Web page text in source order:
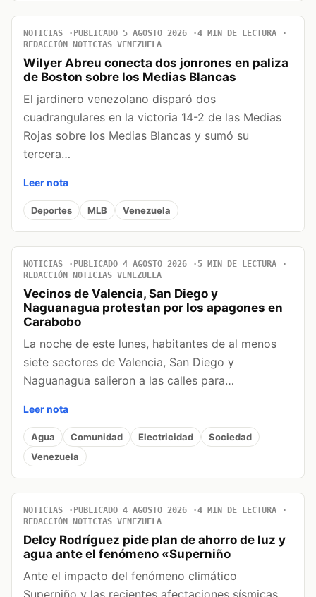
NOTICIAS PUBLICADO 5 AGOSTO 2026
4 MIN DE LECTURA
REDACCIÓN NOTICIAS VENEZUELA
Wilyer Abreu conecta dos jonrones en paliza
de Boston sobre los Medias Blancas
El jardinero venezolano disparó dos
cuadrangulares en la victoria 14-2 de las Medias
Rojas sobre los Medias Blancas y sumó su
tercera…
Leer nota
Deportes MLB Venezuela
NOTICIAS PUBLICADO 4 AGOSTO 2026
5 MIN DE LECTURA
REDACCIÓN NOTICIAS VENEZUELA
Vecinos de Valencia, San Diego y
Naguanagua protestan por los apagones en
Carabobo
La noche de este lunes, habitantes de al menos
siete sectores de Valencia, San Diego y
Naguanagua salieron a las calles para…
Leer nota
Agua Comunidad Electricidad
Sociedad
Venezuela
NOTICIAS PUBLICADO 4 AGOSTO 2026
4 MIN DE LECTURA
REDACCIÓN NOTICIAS VENEZUELA
Delcy Rodríguez pide plan de ahorro de luz y
agua ante el fenómeno «Superniño
Ante el impacto del fenómeno climático